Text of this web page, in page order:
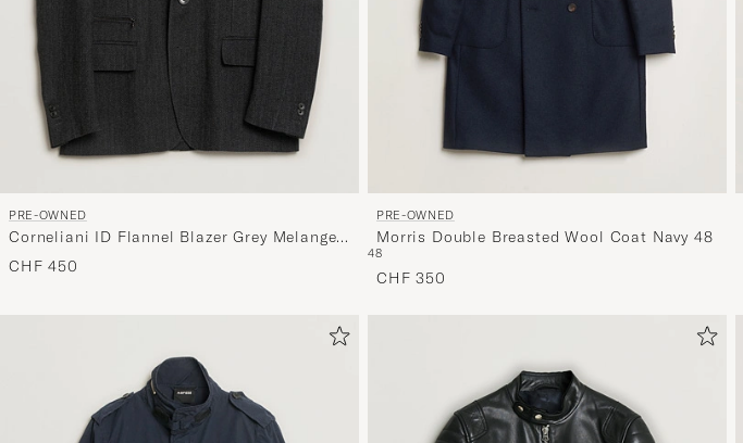
PRE-OWNED
Corneliani ID Flannel Blazer Grey Melange
48
CHF 450
PRE-OWNED
Morris Double Breasted Wool Coat Navy 48
48
CHF 350